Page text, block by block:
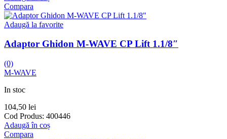
Compara
Adaugă la favorite
Adaptor Ghidon M-WAVE CP Lift 1.1/8″
(0)
M-WAVE
In stoc
104,50 lei
Cod Produs: 400446
Adaugă în coș
Compara